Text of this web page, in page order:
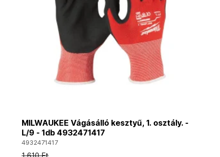
MILWAUKEE Vágásálló kesztyű, 1. osztály. -
L/9 - 1db 4932471417
4932471417